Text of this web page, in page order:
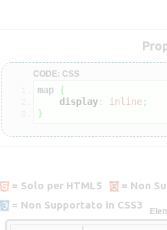
CODE: CSS
map {
display: inline;
}
= Solo per HTML5 = Non
= Non Supportato in CSS3